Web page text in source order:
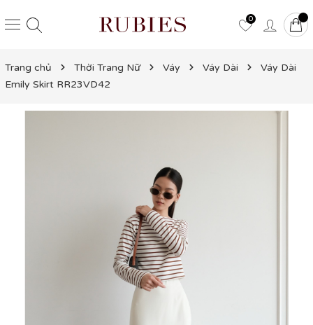
0
Trang chủ Thời Trang Nữ Váy Váy Dài
Váy Dài
Emily Skirt RR23VD42